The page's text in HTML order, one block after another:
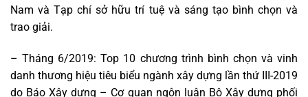
Nam và Tạp chí sở hữu trí tuệ và sáng tạo bình chọn và
trao giải.
– Tháng 6/2019: Top 10 chương trình bình chọn và vinh
danh thương hiệu tiêu biểu ngành xây dựng lần thứ III-2019
do Báo Xây dựng – Cơ quan ngôn luận Bộ Xây dựng phối